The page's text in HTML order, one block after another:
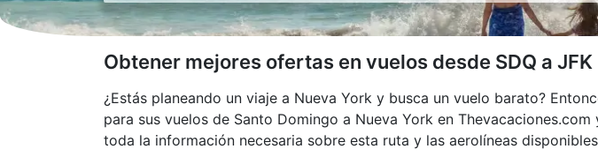
Obtener mejores ofertas en vuelos desde SDQ a JFK
¿Estás planeando un viaje a Nueva York y busca un vuelo barato?
para sus vuelos de Santo Domingo a Nueva York en
toda la información necesaria sobre esta ruta y las aerolíneas